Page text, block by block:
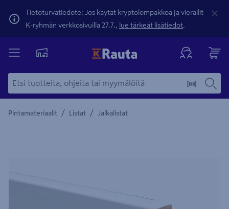
Tietoturvatiedote: Jos käytät kryptolompakkoa ja vierailit
K-ryhmän verkkosivuilla 27.7., lue tärkeät lisätiedot.
Pintamateriaalit / Listat / Jalkalistat
Yksityiskohtainen kuvaus löytyy Tuotteen kuvaus -